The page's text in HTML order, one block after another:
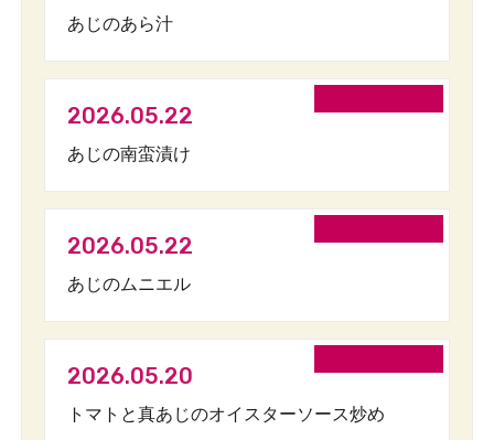
あじのあら汁
2026.05.22
あじの南蛮漬け
2026.05.22
あじのムニエル
2026.05.20
トマトと真あじのオイスターソース炒め